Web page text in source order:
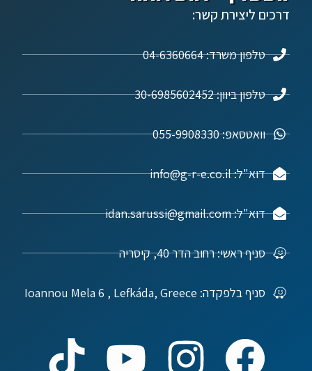
דרכים ליצירת קשר:
טלפון משרד: 04-6360664
טלפון ביוון: 30-6985602452
וואטסאפ: 055-9908330
דוא"ל: info@g-r-e.co.il
דוא"ל: idan.sarussi@gmail.com
סניף ראשי: רחוב הדר 40, קיסריה
סניף בלפקדה: Ioannou Mela 6 , Lefkáda, Greece